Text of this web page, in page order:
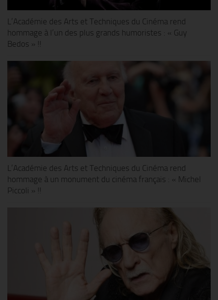
L’Académie des Arts et Techniques du Cinéma rend
hommage à l’un des plus grands humoristes : « Guy
Bedos » !!
L’Académie des Arts et Techniques du Cinéma rend
hommage à un monument du cinéma français : « Michel
Piccoli » !!